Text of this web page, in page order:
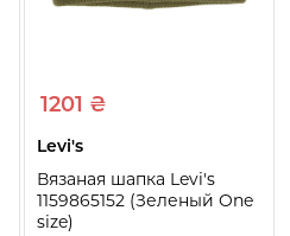
1201 ₴
Levi's
Вязаная шапка Levi's
1159865152 (Зеленый One
size)